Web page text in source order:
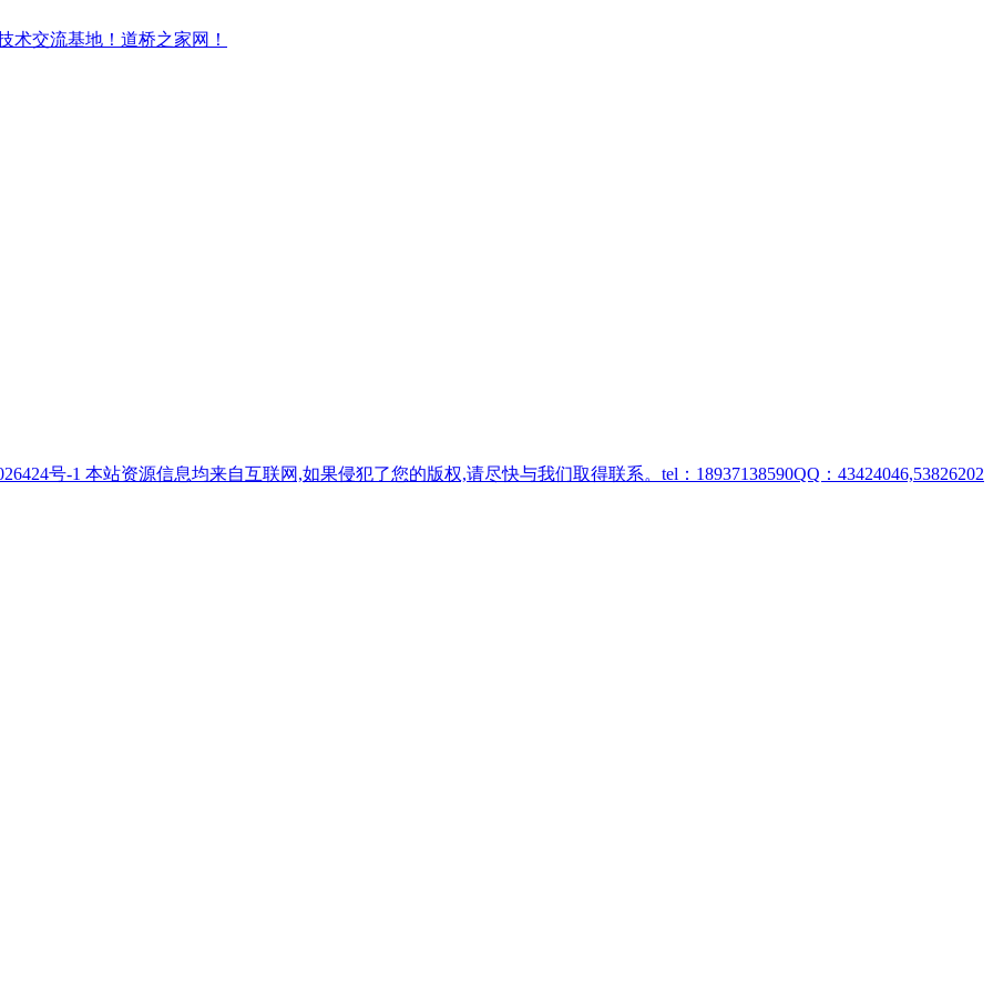
号-1 本站资源信息均来自互联网,如果侵犯了您的版权,请尽快与我们取得联系。tel：18937138590QQ：43424046,53826202